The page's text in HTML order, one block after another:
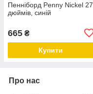
Пенніборд Penny Nickel 27
дюймів, синій
665 ₴
Купити
Про нас